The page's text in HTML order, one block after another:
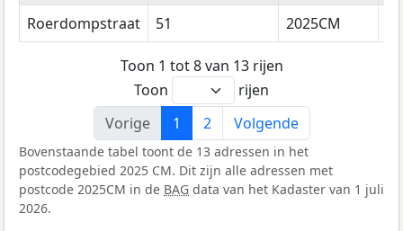
Roerdompstraat
51 2025CM
Toon 1 tot 8 van 13 rijen
Toon
rijen
Vorige
1 2 Volgende
Bovenstaande tabel toont de 13 adressen in het
postcodegebied 2025 CM. Dit zijn alle adressen met
postcode 2025CM in de BAG data van het Kadaster van 1 juli
2026.